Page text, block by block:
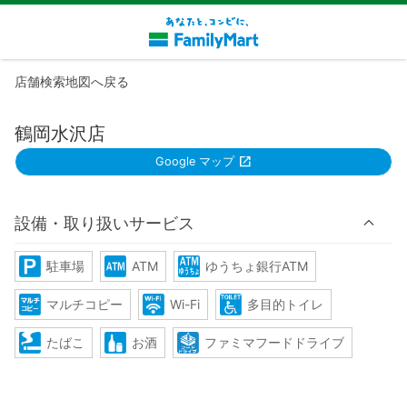
店舗検索地図へ戻る
鶴岡水沢店
Google マップ
設備・取り扱いサービス
駐車場 ATM ゆうちょ銀行ATM
マルチコピー Wi-Fi 多目的トイレ
たばこ お酒 ファミマフードドライブ